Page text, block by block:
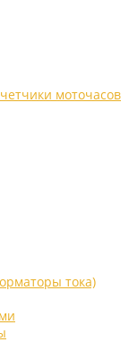
моточасов
тока)